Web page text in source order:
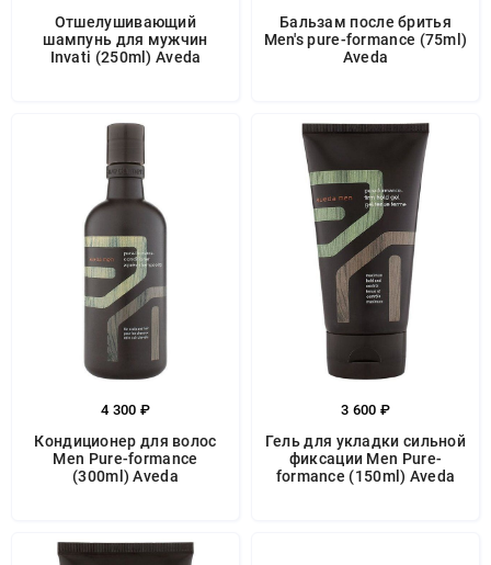
Отшелушивающий
шампунь для мужчин
Invati (250ml) Aveda
Бальзам после бритья
Men's pure-formance (75ml)
Aveda
4 300 ₽
Кондиционер для волос
Men Pure-formance
(300ml) Aveda
3 600 ₽
Гель для укладки сильной
фиксации Men Pure-
formance (150ml) Aveda